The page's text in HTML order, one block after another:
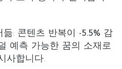
듦: 콘텐츠 반복이 -5.5% 감
예측 가능한 꿈의 소재로
사합니다.